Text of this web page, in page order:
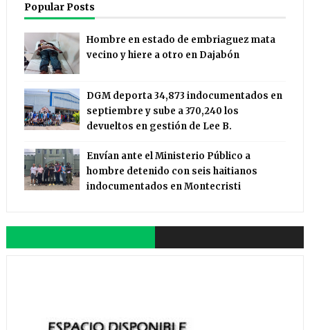
Popular Posts
Hombre en estado de embriaguez mata
vecino y hiere a otro en Dajabón
DGM deporta 34,873 indocumentados en
septiembre y sube a 370,240 los
devueltos en gestión de Lee B.
Envían ante el Ministerio Público a
hombre detenido con seis haitianos
indocumentados en Montecristi